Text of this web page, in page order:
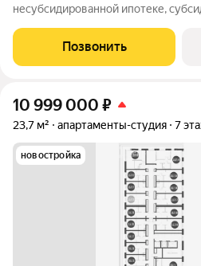
несубсидированной ипотеке,
личном кабинете до обращения за
части района Печатники
Позвонить
10 999 000 ₽
23,7 м² апартаменты-студия 7
новостройка